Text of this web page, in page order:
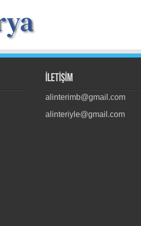
İLETİŞİM
alinterimb@gmail.com
alinteriyle@gmail.com